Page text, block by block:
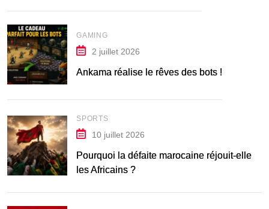
GAMING
2 juillet 2026
Ankama réalise le rêves des bots !
SPORTS
10 juillet 2026
Pourquoi la défaite marocaine réjouit-elle
les Africains ?